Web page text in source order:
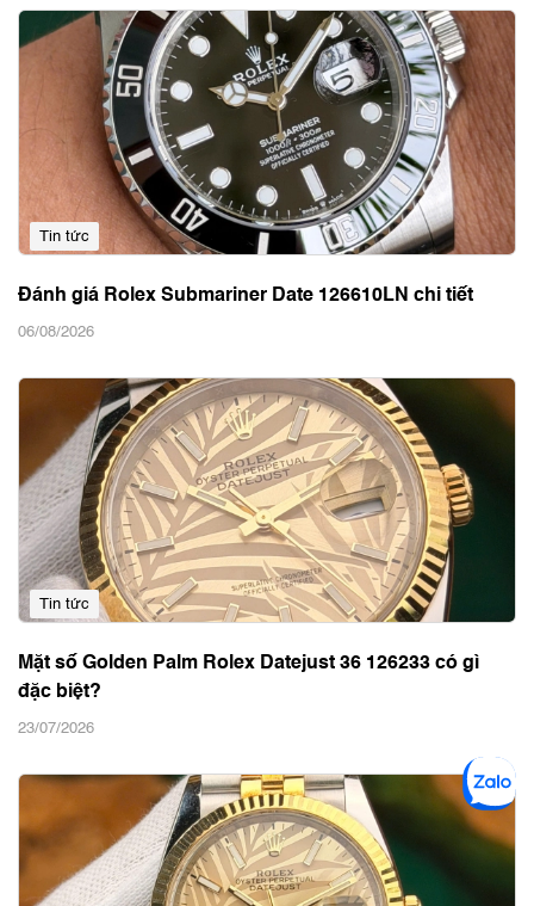
Tin tức
Đánh giá Rolex Submariner Date 126610LN chi tiết
06/08/2026
Tin tức
Mặt số Golden Palm Rolex Datejust 36 126233 có gì
đặc biệt?
23/07/2026